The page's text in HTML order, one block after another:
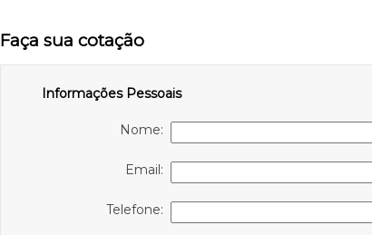
Faça sua cotação
Informações Pessoais
Nome:
Email:
Telefone: